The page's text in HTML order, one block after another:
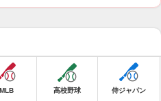
MLB 高校野球 侍ジャパン